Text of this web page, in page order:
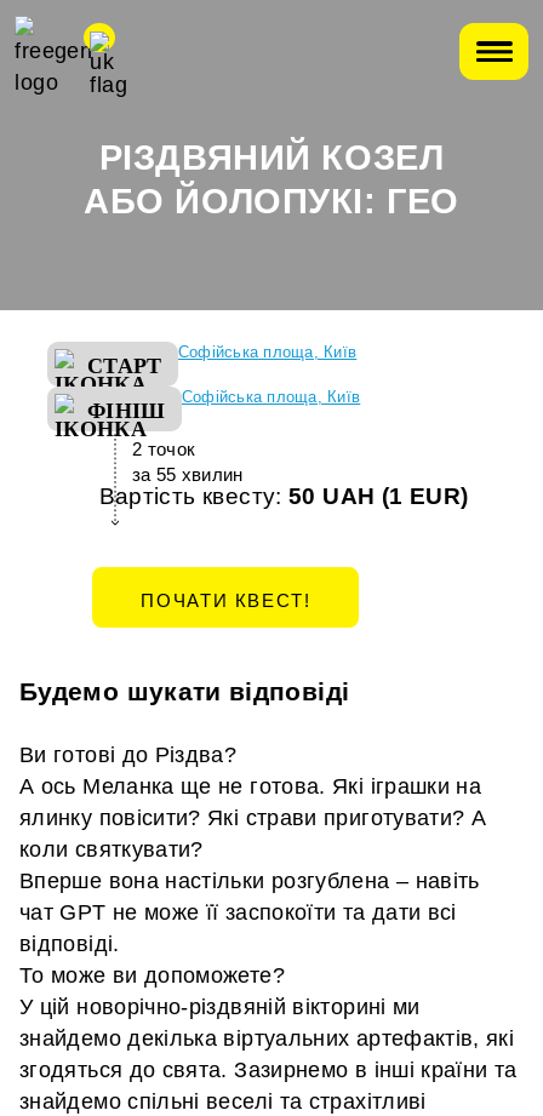
РІЗДВЯНИЙ КОЗЕЛ
АБО ЙОЛОПУКІ: ГЕО
СТАРТ
Софійська площа, Київ
ФІНІШ
Софійська площа, Київ
2 точок
за 55 хвилин
Вартість квесту:50 UAH (1 EUR)
ПОЧАТИ КВЕСТ!
Будемо шукати відповіді
Ви готові до Різдва?
А ось Меланка ще не готова. Які іграшки на
ялинку повісити? Які страви приготувати? А
коли святкувати?
Вперше вона настільки розгублена – навіть
чат GPT не може її заспокоїти та дати всі
відповіді.
То може ви допоможете?
У цій новорічно-різдвяній вікторині ми
знайдемо декілька віртуальних артефактів, які
згодяться до свята. Зазирнемо в інші країни та
знайдемо спільні веселі та страхітливі